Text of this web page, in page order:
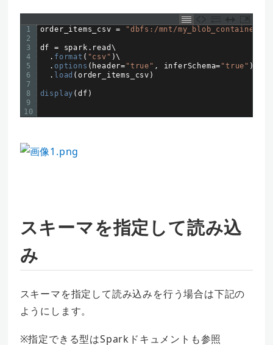
1
2
3
4
5
6
7
8
9
10
order_items_csv = "dbfs:/mnt/my_blob_container/
df = spark . read \
. format ( "csv" )\
.options ( header= "true" , inferSchema= "true" )
. load (order_items_csv )
display (df )
スキーマを指定して読み込
み
スキーマを指定して読み込みを行う場合は下記の
ようにします。
※指定できる型はSparkドキュメントも参照